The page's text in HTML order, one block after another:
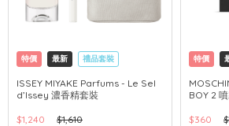
特價 最新 禮品套裝
網購店取
ISSEY MIYAKE Parfums - Le Sel
d’Issey 濃香精套裝
$1,240 $1,610
特價
BOY 2
$360